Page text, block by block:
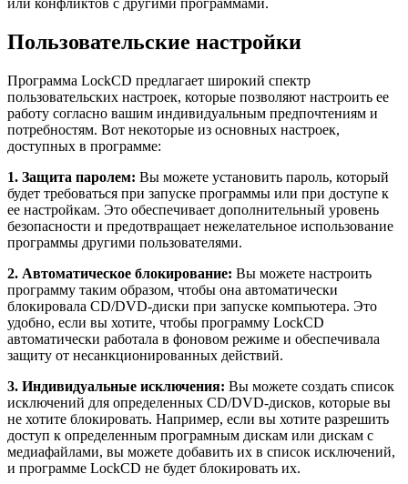
или конфликтов с другими программами.
Пользовательские настройки
Программа LockCD предлагает широкий спектр
пользовательских настроек, которые позволяют настроить ее
работу согласно вашим индивидуальным предпочтениям и
потребностям. Вот некоторые из основных настроек,
доступных в программе:
1. Защита паролем: Вы можете установить пароль, который
будет требоваться при запуске программы или при доступе к
ее настройкам. Это обеспечивает дополнительный уровень
безопасности и предотвращает нежелательное использование
программы другими пользователями.
2. Автоматическое блокирование: Вы можете настроить
программу таким образом, чтобы она автоматически
блокировала CD/DVD-диски при запуске компьютера. Это
удобно, если вы хотите, чтобы программу LockCD
автоматически работала в фоновом режиме и обеспечивала
защиту от несанкционированных действий.
3. Индивидуальные исключения: Вы можете создать список
исключений для определенных CD/DVD-дисков, которые вы
не хотите блокировать. Например, если вы хотите разрешить
доступ к определенным програмным дискам или дискам с
медиафайлами, вы можете добавить их в список исключений,
и программе LockCD не будет блокировать их.